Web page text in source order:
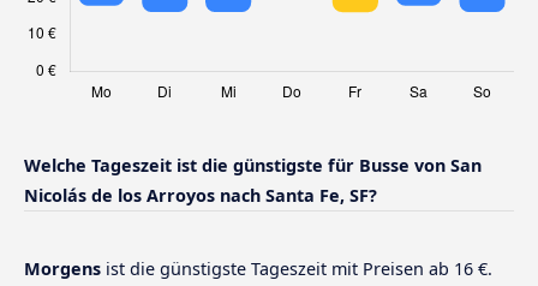
Welche Tageszeit ist die günstigste für Busse von San
Nicolás de los Arroyos nach Santa Fe, SF?
Morgens ist die günstigste Tageszeit mit Preisen ab 16 €.